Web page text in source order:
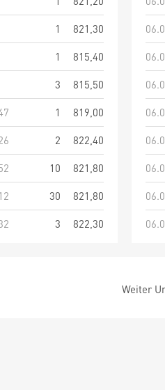
1
821,30
1
815,40
3
815,50
1
819,00
2
822,40
10
821,80
30
821,80
3 822,30
Weiter